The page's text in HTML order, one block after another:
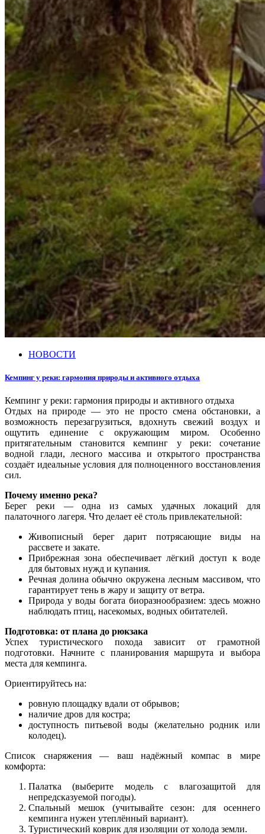
НОВОСТИ
Кемпинг у реки: гармония природы и активного отдыха
Кемпинг у реки: гармония природы и активного отдыха
Отдых на природе — это не просто смена обстановки, а
возможность перезагрузиться, вдохнуть свежий воздух и
ощутить единение с окружающим миром. Особенно
притягательным становится кемпинг у реки: сочетание
водной глади, лесного массива и открытого пространства
создаёт идеальные условия для полноценного восстановления
сил.
Почему именно река?
Берег реки — одна из самых удачных локаций для
палаточного лагеря. Что делает её столь привлекательной:
Живописный берег дарит потрясающие виды на
рассвете и закате.
Прибрежная зона обеспечивает лёгкий доступ к воде
для бытовых нужд и купания.
Речная долина обычно окружена лесным массивом, что
гарантирует тень в жару и защиту от ветра.
Природа у воды богата биоразнообразием: здесь можно
наблюдать птиц, насекомых, водных обитателей.
Подготовка: от плана до рюкзака
Успех туристического похода зависит от грамотной
подготовки. Начните с планирования маршрута и выбора
места для кемпинга.
Ориентируйтесь на:
ровную площадку вдали от обрывов;
наличие дров для костра;
доступность питьевой воды (желательно родник или
колодец).
Список снаряжения — ваш надёжный компас в мире
комфорта:
Палатка (выберите модель с влагозащитой для
непредсказуемой погоды).
Спальный мешок (учитывайте сезон: для осеннего
кемпинга нужен утеплённый вариант).
Туристический коврик для изоляции от холода земли.